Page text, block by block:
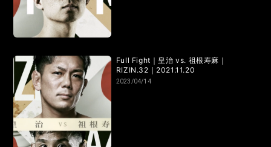
Full Fight｜皇治 vs. 祖根寿麻｜
RIZIN.32｜2021.11.20
2023/04/14